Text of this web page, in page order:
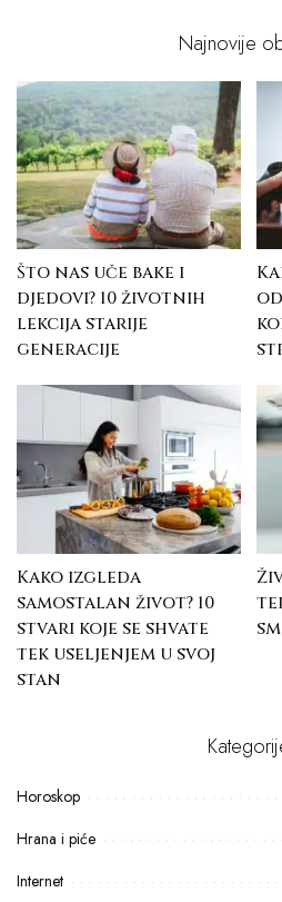
Najnovije
Što nas uče bake i
djedovi? 10 životnih
lekcija starije
generacije
Kako izgleda
samostalan život? 10
stvari koje se shvate
tek useljenjem u svoj
stan
Horoskop
Hrana i piće
Internet